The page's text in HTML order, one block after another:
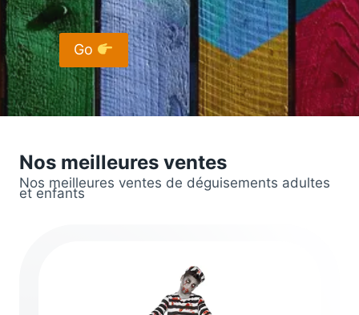
Go
Nos meilleures ventes
Nos meilleures ventes de déguisements adultes
et enfants